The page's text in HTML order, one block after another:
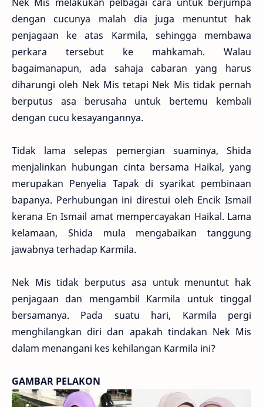
dengan cucunya malah dia juga menuntut hak
penjagaan ke atas Karmila, sehingga membawa
perkara tersebut ke mahkamah. Walau
bagaimanapun, ada sahaja cabaran yang harus
diharungi oleh Nek Mis tetapi Nek Mis tidak pernah
berputus asa berusaha untuk bertemu kembali
dengan cucu kesayangannya.
Tidak lama selepas pemergian suaminya, Shida
menjalinkan hubungan cinta bersama Haikal, yang
merupakan Penyelia Tapak di syarikat pembinaan
bapanya. Perhubungan ini direstui oleh Encik Ismail
kerana En Ismail amat mempercayakan Haikal. Lama
kelamaan, Shida mula mengabaikan tanggung
jawabnya terhadap Karmila.
Nek Mis tidak berputus asa untuk menuntut hak
penjagaan dan mengambil Karmila untuk tinggal
bersamanya. Pada suatu hari, Karmila pergi
menghilangkan diri dan apakah tindakan Nek Mis
dalam menangani kes kehilangan Karmila ini?
GAMBAR PELAKON